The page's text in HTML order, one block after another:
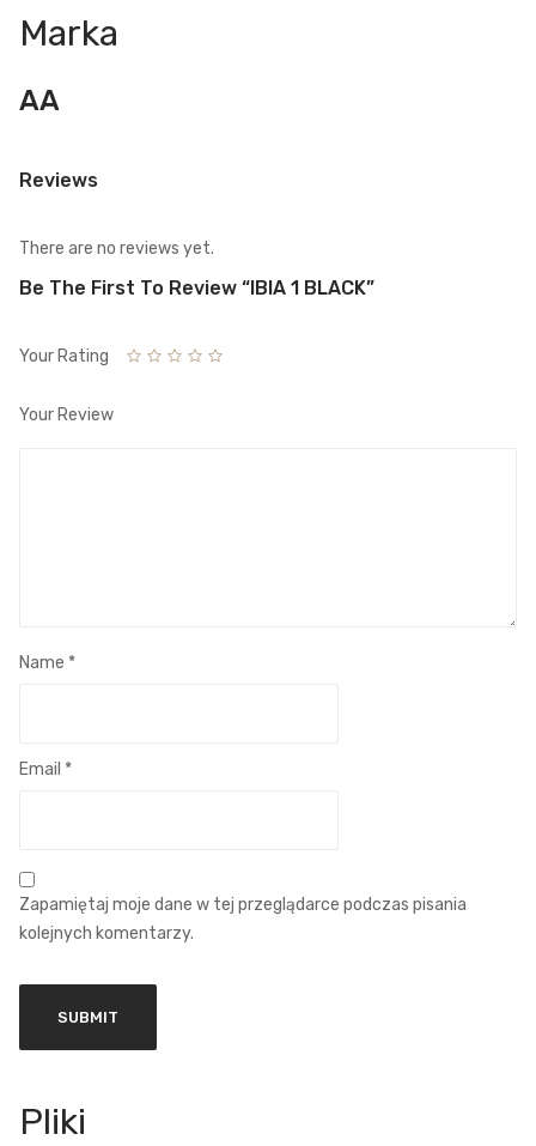
Marka
AA
Reviews
There are no reviews yet.
Be The First To Review “IBIA 1 BLACK”
Your Rating
Your Review
Name *
Email *
Zapamiętaj moje dane w tej przeglądarce podczas pisania
kolejnych komentarzy.